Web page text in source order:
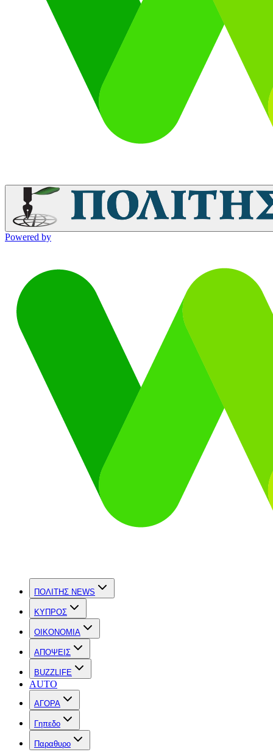
Powered by
ΠΟΛΙΤΗΣ NEWS
ΚΥΠΡΟΣ
OIKONOMIA
ΑΠΟΨΕΙΣ
BUZZLIFE
AUTO
ΑΓΟΡΑ
Γηπεδο
Παραθυρο